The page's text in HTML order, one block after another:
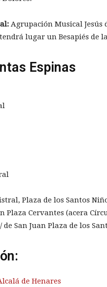
Agrupación Musical Jesús
lugar un Besapiés de
Espinas
Plaza de los Santos
Plaza Cervantes (acera
de San Juan Plaza de los
de Henares